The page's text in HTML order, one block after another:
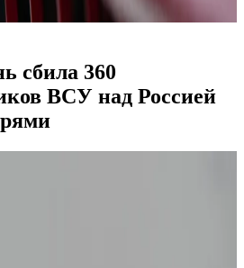
сбила 360
ВСУ над Россией